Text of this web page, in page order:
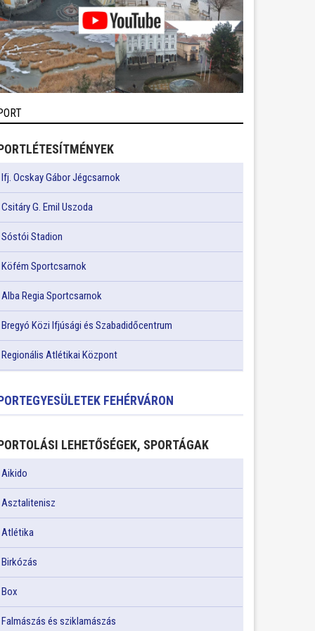
Ifj. Ocskay Gábor Jégcsarnok
Csitáry G. Emil Uszoda
Sóstói Stadion
Köfém Sportcsarnok
Alba Regia Sportcsarnok
Bregyó Közi Ifjúsági és Szabadidőcentrum
Regionális Atlétikai Központ
FEHÉRVÁRON
LEHETŐSÉGEK, SPORTÁGAK
Aikido
Asztalitenisz
Atlétika
Birkózás
Box
Falmászás és sziklamászás